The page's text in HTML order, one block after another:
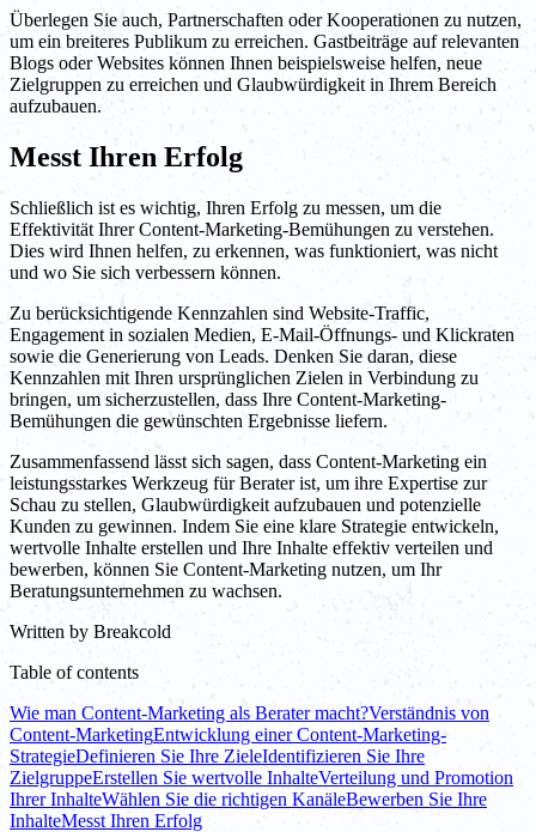
Überlegen Sie auch, Partnerschaften oder Kooperationen zu nutzen,
um ein breiteres Publikum zu erreichen. Gastbeiträge auf relevanten
Blogs oder Websites können Ihnen beispielsweise helfen, neue
Zielgruppen zu erreichen und Glaubwürdigkeit in Ihrem Bereich
aufzubauen.
Messt Ihren Erfolg
Schließlich ist es wichtig, Ihren Erfolg zu messen, um die
Effektivität Ihrer Content-Marketing-Bemühungen zu verstehen.
Dies wird Ihnen helfen, zu erkennen, was funktioniert, was nicht
und wo Sie sich verbessern können.
Zu berücksichtigende Kennzahlen sind Website-Traffic,
Engagement in sozialen Medien, E-Mail-Öffnungs- und Klickraten
sowie die Generierung von Leads. Denken Sie daran, diese
Kennzahlen mit Ihren ursprünglichen Zielen in Verbindung zu
bringen, um sicherzustellen, dass Ihre Content-Marketing-
Bemühungen die gewünschten Ergebnisse liefern.
Zusammenfassend lässt sich sagen, dass Content-Marketing ein
leistungsstarkes Werkzeug für Berater ist, um ihre Expertise zur
Schau zu stellen, Glaubwürdigkeit aufzubauen und potenzielle
Kunden zu gewinnen. Indem Sie eine klare Strategie entwickeln,
wertvolle Inhalte erstellen und Ihre Inhalte effektiv verteilen und
bewerben, können Sie Content-Marketing nutzen, um Ihr
Beratungsunternehmen zu wachsen.
Written by Breakcold
Table of contents
Wie man Content-Marketing als Berater macht?Verständnis von
Content-MarketingEntwicklung einer Content-Marketing-
StrategieDefinieren Sie Ihre ZieleIdentifizieren Sie Ihre
ZielgruppeErstellen Sie wertvolle InhalteVerteilung und Promotion
Ihrer InhalteWählen Sie die richtigen KanäleBewerben Sie Ihre
InhalteMesst Ihren Erfolg